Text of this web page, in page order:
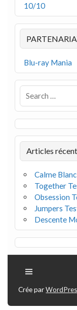
10/10
Blu-ray Mania
Articles
Calme
Together
Obsession
Jumpers
Descente
Crée par